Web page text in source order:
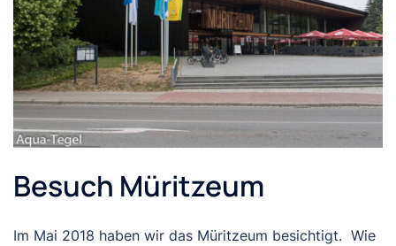
Besuch Müritzeum
Im Mai 2018 haben wir das Müritzeum besichtigt. Wie